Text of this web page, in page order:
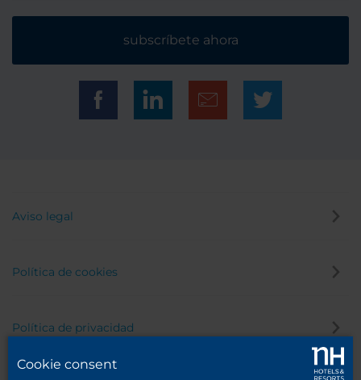
subscríbete ahora
Aviso legal
Política de cookies
Política de privacidad
Cookie consent